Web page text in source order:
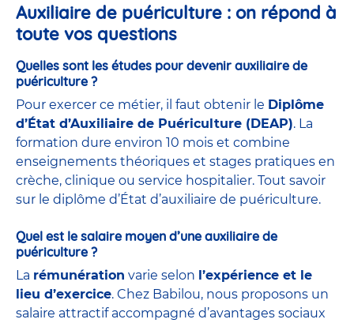
Auxiliaire de puériculture : on répond à
toute vos questions
Quelles sont les études pour devenir auxiliaire de
puériculture ?
Pour exercer ce métier, il faut obtenir le Diplôme
d’État d’Auxiliaire de Puériculture (DEAP). La
formation dure environ 10 mois et combine
enseignements théoriques et stages pratiques en
crèche, clinique ou service hospitalier. Tout savoir
sur le diplôme d’État d’auxiliaire de puériculture.
Quel est le salaire moyen d’une auxiliaire de
puériculture ?
La rémunération varie selon l’expérience et le
lieu d’exercice. Chez Babilou, nous proposons un
salaire attractif accompagné d’avantages sociaux